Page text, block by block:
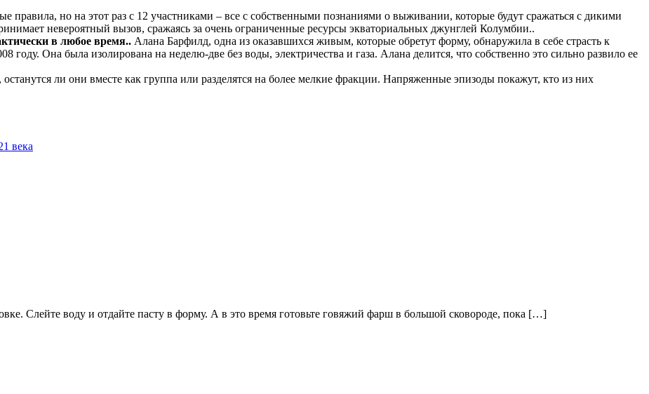
правила, но на этот раз с 12 участниками – все с собственными познаниями о выживании, которые будут сражаться с дикими
невероятный вызов, сражаясь за очень ограниченные ресурсы экваториальных джунглей Колумбии..
в любое время.. Алана Барфилд, одна из оказавшихся живым, которые обретут форму, обнаружила в себе страсть к
Она была изолирована на неделю-две без воды, электричества и газа. Алана делится, что собственно это сильно развило ее
, останутся ли они вместе как группа или разделятся на более мелкие фракции. Напряженные эпизоды покажут, кто из них
века
Слейте воду и отдайте пасту в форму. А в это время готовьте говяжий фарш в большой сковороде, пока […]